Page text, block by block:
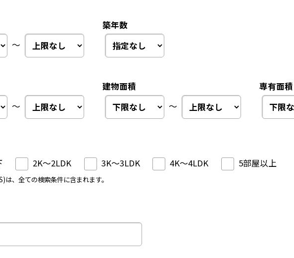
～
築年数
～
建物面積
～
専有面積
2K～2LDK 3K～3LDK 4K～4LDK 5部屋以上
、全ての検索条件に含まれます。